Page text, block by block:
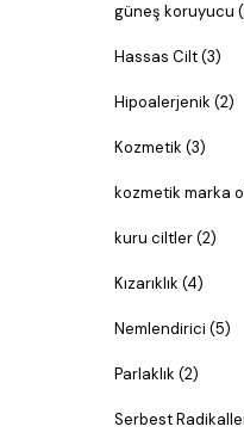
güneş koruyucu
Hassas Cilt(3)
Hipoalerjenik (2)
Kozmetik (3)
kozmetik marka
kuru ciltler(2)
Kızarıklık (4)
Nemlendirici (5)
Parlaklık (2)
Serbest